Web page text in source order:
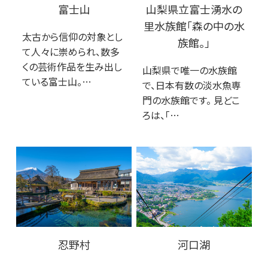
富士山
太古から信仰の対象とし
て人々に崇められ、数多
くの芸術作品を生み出し
ている富士山。…
山梨県立富士湧水の
里水族館「森の中の水
族館。」
山梨県で唯一の水族館
で、日本有数の淡水魚専
門の水族館です。 見どこ
ろは、「…
忍野村 河口湖